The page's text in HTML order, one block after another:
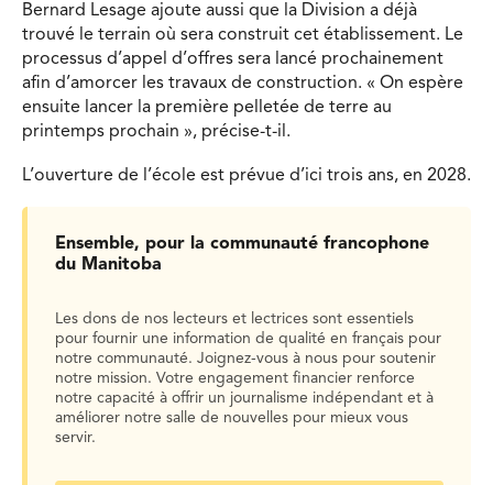
Bernard Lesage ajoute aussi que la Division a déjà
trouvé le terrain où sera construit cet établissement. Le
processus d’appel d’offres sera lancé prochainement
afin d’amorcer les travaux de construction. « On espère
ensuite lancer la première pelletée de terre au
printemps prochain », précise-t-il.
L’ouverture de l’école est prévue d’ici trois ans, en 2028.
Ensemble, pour la communauté francophone
du Manitoba
Les dons de nos lecteurs et lectrices sont essentiels
pour fournir une information de qualité en français pour
notre communauté. Joignez-vous à nous pour soutenir
notre mission. Votre engagement financier renforce
notre capacité à offrir un journalisme indépendant et à
améliorer notre salle de nouvelles pour mieux vous
servir.